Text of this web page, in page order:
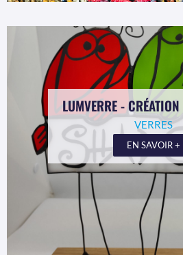
LUMVERRE -
VERRES
EN SAVOIR +